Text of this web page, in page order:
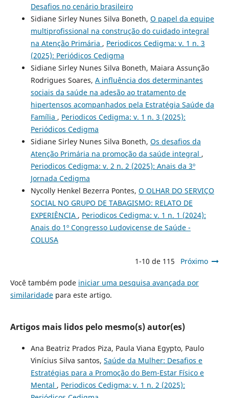
Desafios no cenário brasileiro
Sidiane Sirley Nunes Silva Boneth, O papel da equipe
multiprofissional na construção do cuidado integral
na Atenção Primária , Periodicos Cedigma: v. 1 n. 3
(2025): Periódicos Cedigma
Sidiane Sirley Nunes Silva Boneth, Maiara Assunção
Rodrigues Soares, A influência dos determinantes
sociais da saúde na adesão ao tratamento de
hipertensos acompanhados pela Estratégia Saúde da
Família , Periodicos Cedigma: v. 1 n. 3 (2025):
Periódicos Cedigma
Sidiane Sirley Nunes Silva Boneth, Os desafios da
Atenção Primária na promoção da saúde integral ,
Periodicos Cedigma: v. 2 n. 2 (2025): Anais da 3º
Jornada Cedigma
Nycolly Henkel Bezerra Pontes, O OLHAR DO SERVIÇO
SOCIAL NO GRUPO DE TABAGISMO: RELATO DE
EXPERIÊNCIA , Periodicos Cedigma: v. 1 n. 1 (2024):
Anais do 1º Congresso Ludovicense de Saúde -
COLUSA
1-10 de 115 Próximo
Você também pode iniciar uma pesquisa avançada por
similaridadepara este artigo.
Artigos mais lidos pelo mesmo(s) autor(es)
Ana Beatriz Prados Piza, Paula Viana Egypto, Paulo
Vinícius Silva santos, Saúde da Mulher: Desafios e
Estratégias para a Promoção do Bem-Estar Físico e
Mental , Periodicos Cedigma: v. 1 n. 2 (2025):